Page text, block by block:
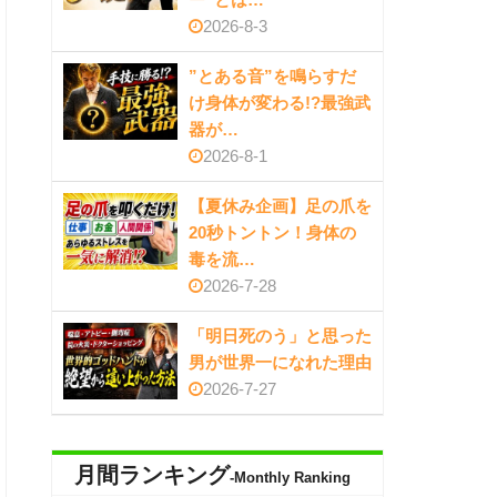
2026-8-3
”とある音”を鳴らすだ
け身体が変わる!?最強武
器が…
2026-8-1
【夏休み企画】足の爪を
20秒トントン！身体の
毒を流…
2026-7-28
「明日死のう」と思った
男が世界一になれた理由
2026-7-27
月間ランキング-Monthly Ranking